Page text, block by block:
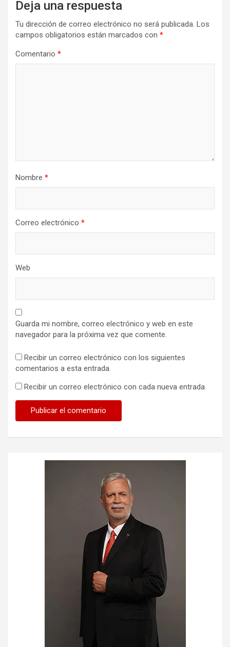
Deja una respuesta
Tu dirección de correo electrónico no será publicada. Los
campos obligatorios están marcados con *
Comentario *
Nombre *
Correo electrónico *
Web
Guarda mi nombre, correo electrónico y web en este
navegador para la próxima vez que comente.
Recibir un correo electrónico con los siguientes
comentarios a esta entrada.
Recibir un correo electrónico con cada nueva entrada.